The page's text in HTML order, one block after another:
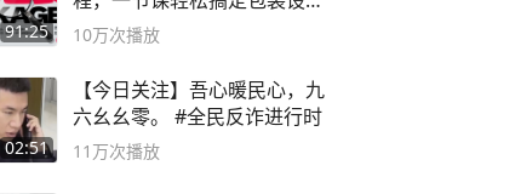
91:25
流程！
10万次播放
02:51
【今日关注】吾心暖民心，九
六幺幺零。 #全民反诈进行时
11万次播放